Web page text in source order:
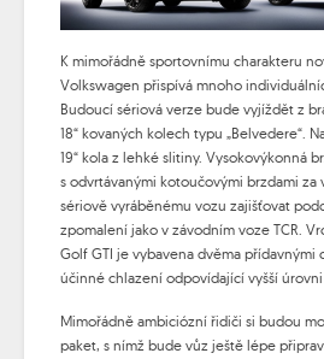
K mimořádně sportovnímu charakteru
Volkswagen přispívá mnoho
Budoucí sériová verze bude vyjíždět z
18“ kovaných kolech typu „Belvedere“.
19“ kola z lehké slitiny. Vysokovýkonná
s odvrtávanými kotoučovými brzdami za
sériově vyráběnému vozu zajišťovat
zpomalení jako v závodním voze TCR.
Golf GTI je vybavena dvěma přídavnými
účinné chlazení odpovídající vyšší
Mimořádně ambiciózní řidiči si budou
paket, s nímž bude vůz ještě lépe